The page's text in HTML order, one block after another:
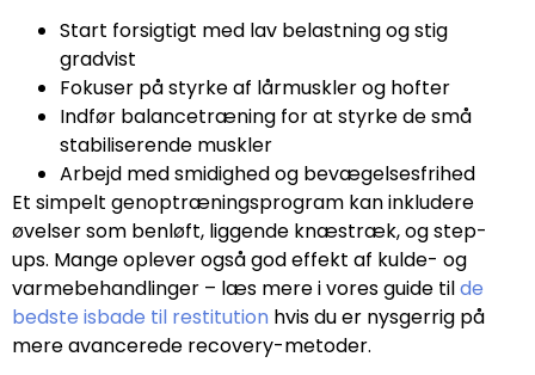
Start forsigtigt med lav belastning og stig
gradvist
Fokuser på styrke af lårmuskler og hofter
Indfør balancetræning for at styrke de små
stabiliserende muskler
Arbejd med smidighed og bevægelsesfrihed
Et simpelt genoptræningsprogram kan inkludere
øvelser som benløft, liggende knæstræk, og step-
ups. Mange oplever også god effekt af kulde- og
varmebehandlinger – læs mere i vores guide tilde
bedste isbade til restitution hvis du er nysgerrig på
mere avancerede recovery-metoder.